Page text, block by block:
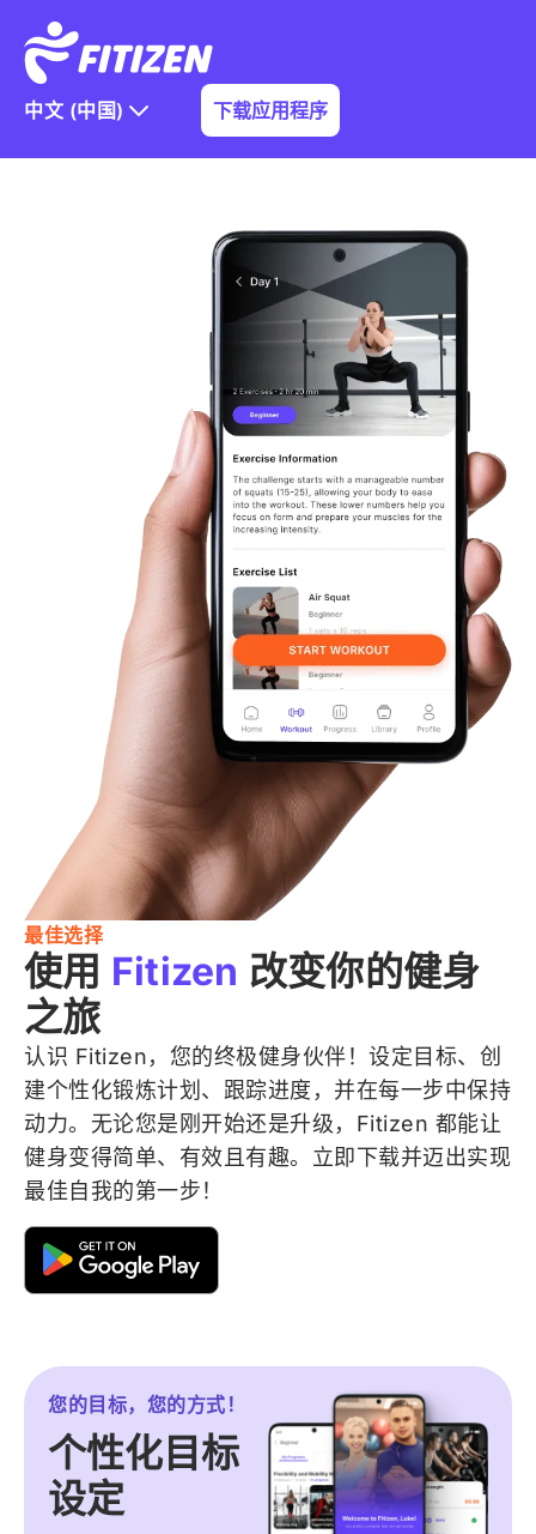
中文 (中国) 下载应用程序
最佳选择
使用 Fitizen 改变你的健身
之旅
认识 Fitizen，您的终极健身伙伴！设定目标、创
建个性化锻炼计划、跟踪进度，并在每一步中保持
动力。无论您是刚开始还是升级，Fitizen 都能让
健身变得简单、有效且有趣。立即下载并迈出实现
最佳自我的第一步！
您的目标，您的方式！
个性化目标
设定